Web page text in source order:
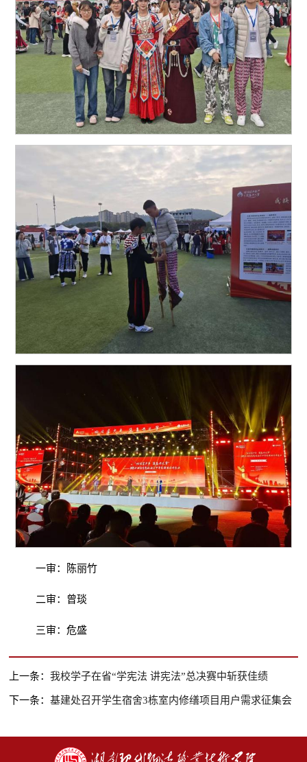
一审：陈丽竹
二审：曾琰
三审：危盛
上一条：我校学子在省“学宪法 讲宪法”总决赛中斩获佳绩
下一条：基建处召开学生宿舍3栋室内修缮项目用户需求征集会